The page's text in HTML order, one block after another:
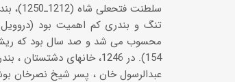
محسوب می شد و صد سال بود که